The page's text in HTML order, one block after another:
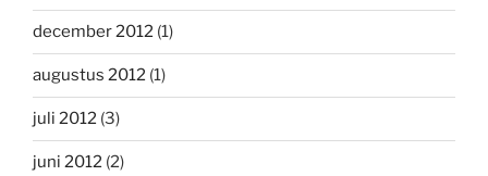
december 2012 (1)
augustus 2012 (1)
juli 2012 (3)
juni 2012 (2)